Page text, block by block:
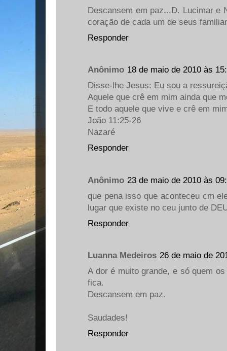
Descansem em paz...D. Lucimar e
coração de cada um de seus
Responder
Anônimo 18 de maio de 2010 às
Disse-lhe Jesus: Eu sou a
Aquele que crê em mim ainda que
E todo aquele que vive e crê em
João 11:25-26
Nazaré
Responder
Anônimo 23 de maio de 2010 às
que pena isso que aconteceu cm
lugar que existe no ceu junto de
Responder
Luanna Medeiros 26 de maio de
A dor é muito grande, e só quem
fica.
Descansem em paz.
Saudades!
Responder